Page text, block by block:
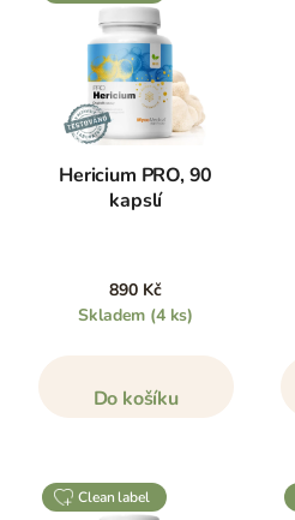
Hericium PRO, 90
kapslí
890 Kč
Skladem (4 ks)
Do košíku
clean label